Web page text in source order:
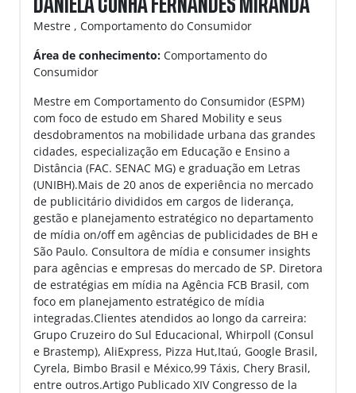
DANIELA CUNHA FERNANDES MIRANDA
Mestre , Comportamento do Consumidor
Área de conhecimento: Comportamento do
Consumidor
Mestre em Comportamento do Consumidor (ESPM)
com foco de estudo em Shared Mobility e seus
desdobramentos na mobilidade urbana das grandes
cidades, especialização em Educação e Ensino a
Distância (FAC. SENAC MG) e graduação em Letras
(UNIBH).Mais de 20 anos de experiência no mercado
de publicitário divididos em cargos de liderança,
gestão e planejamento estratégico no departamento
de mídia on/off em agências de publicidades de BH e
São Paulo. Consultora de mídia e consumer insights
para agências e empresas do mercado de SP. Diretora
de estratégias em mídia na Agência FCB Brasil, com
foco em planejamento estratégico de mídia
integradas.Clientes atendidos ao longo da carreira:
Grupo Cruzeiro do Sul Educacional, Whirpoll (Consul
e Brastemp), AliExpress, Pizza Hut,Itaú, Google Brasil,
Cyrela, Bimbo Brasil e México,99 Táxis, Chery Brasil,
entre outros.Artigo Publicado XIV Congresso de la